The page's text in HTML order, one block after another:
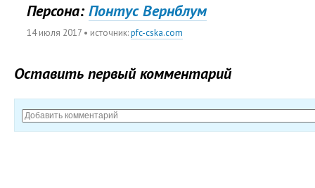
Персона: Понтус Вернблум
14 июля 2017 • источник:pfc-cska.com
Оставить первый комментарий